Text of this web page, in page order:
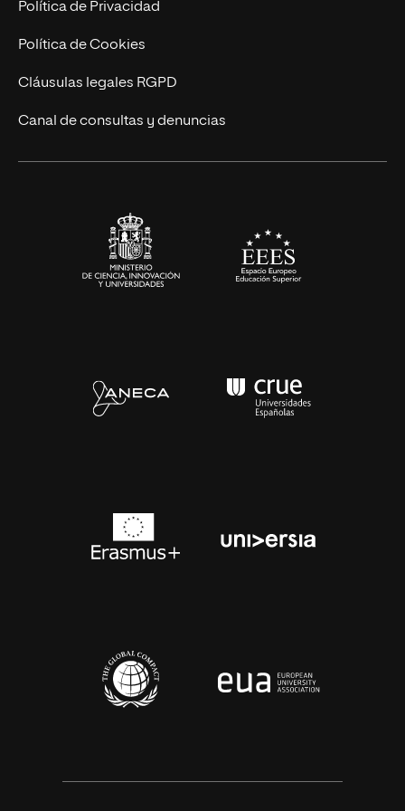
Cursos Universitarios
Actualidad
UNIR Revista
Eventos
Política de Privacidad
Política de Cookies
Cláusulas legales RGPD
Canal de consultas y denuncias